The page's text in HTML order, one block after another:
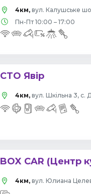
4км, вул. Калушське
Пн-Пт 10:00 – 17:00
СТО Явір
4км, вул. Шкільна 3, с.
BOX CAR (Центр
4км, вул. Юлиана